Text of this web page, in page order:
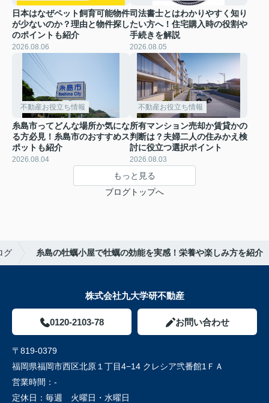
日本はなぜペット飼育可能物件
が少ないのか？理由と物件探し
のポイントも紹介
2026.08.06
司法書士とはわかりやすく知り
たい方へ！住宅購入時の役割や
手続きを解説
2026.08.05
不動産お役立ち情報
糸島市ってどんな場所か気にな
る方必見！糸島市のおすすめス
ポットも紹介
2026.08.04
不動産お役立ち情報
所有マンション売却か賃貸かの
判断は？夫婦二人の住みかえ検
討に役立つ選択ポイント
2026.08.03
もっと見る
ブログトップへ
グ 糸島の牡蠣小屋で牡蠣の効能を実感！栄養や楽しみ方を紹介
株式会社九大学研不動産
0120-2103-78 お問い合わせ
〒819-0379
福岡県福岡市西区北原１丁目4−14 クレシア弐番館1ＦＡ
営業時間： -
定休日： 毎週 火曜日・水曜日